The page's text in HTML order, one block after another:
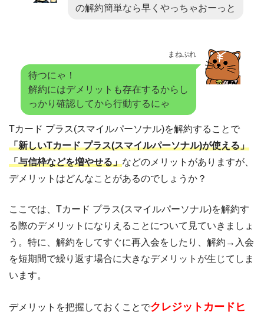
の解約簡単なら早くやっちゃおーっと
まねぷれ
待つにゃ！
解約にはデメリットも存在するからし
っかり確認してから行動するにゃ
Tカード プラス(スマイルパーソナル)を解約することで
「新しいTカード プラス(スマイルパーソナル)が使える」
「与信枠などを増やせる」などのメリットがありますが、
デメリットはどんなことがあるのでしょうか？
ここでは、Tカード プラス(スマイルパーソナル)を解約す
る際のデメリットになりえることについて見ていきましょ
う。特に、解約をしてすぐに再入会をしたり、解約→入会
を短期間で繰り返す場合に大きなデメリットが生じてしま
います。
デメリットを把握しておくことでクレジットカードヒ